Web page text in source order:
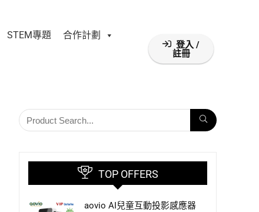
STEM專題 合作計劃
登入 /
註冊
TOP OFFERS
aovio AI兒童互動投影感應器